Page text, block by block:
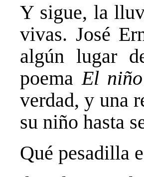
Y sigue, la
vivas. José
algún lugar
poema El
verdad, y una
su niño hasta
Qué pesadilla